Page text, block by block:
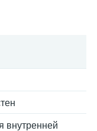
внутренней